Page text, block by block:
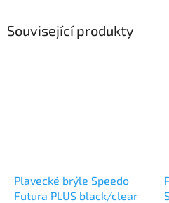
Související produkty
Plavecké brýle Speedo
Futura PLUS black/clear